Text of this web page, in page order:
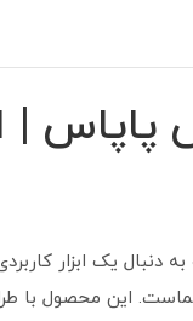
دنبال یک ابزار
این محصول با